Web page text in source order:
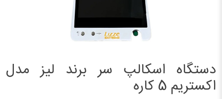
دستگاه اسکالپ سر برند لیز مدل
اکستریم 5 کاره